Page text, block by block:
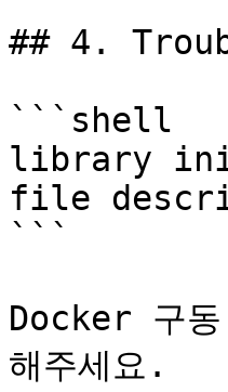
## 4.
```shell
library
file
```
Docker 구
해주세요.